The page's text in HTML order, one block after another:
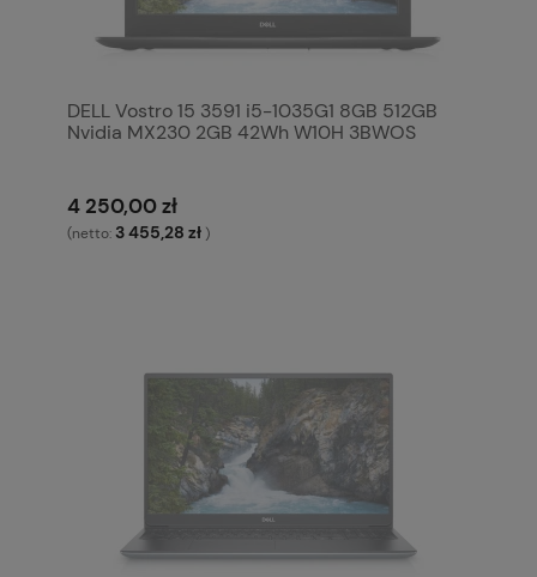
DELL Vostro 15 3591 i5-1035G1 8GB 512GB
Nvidia MX230 2GB 42Wh W10H 3BWOS
4 250,00 zł
(netto:3 455,28 zł )